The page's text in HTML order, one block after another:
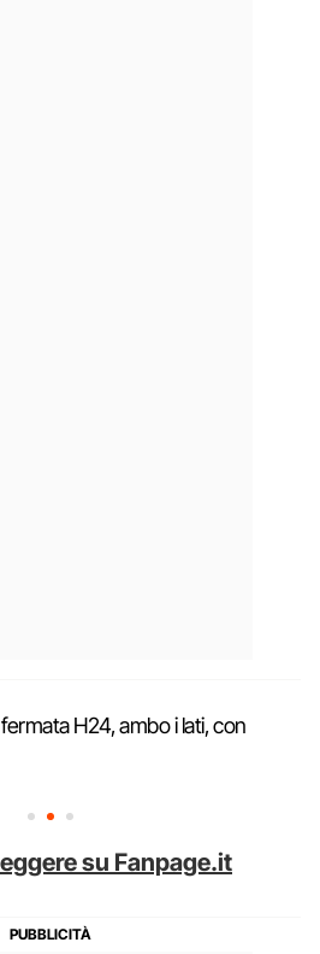
H24, ambo i lati, con
su Fanpage.it